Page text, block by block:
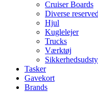
Cruiser Boards
Diverse
Hjul
Kuglelejer
Trucks
Værktøj
Tasker
Gavekort
Brands